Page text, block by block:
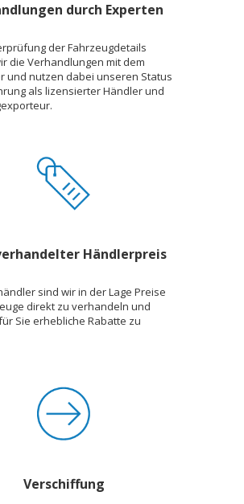
durch Experten
der Fahrzeugdetails
die Verhandlungen mit dem
und nutzen dabei unseren Status
als lizensierter Händler und
Händlerpreis
sind wir in der Lage Preise
direkt zu verhandeln und
Sie erhebliche Rabatte zu
Verschiffung